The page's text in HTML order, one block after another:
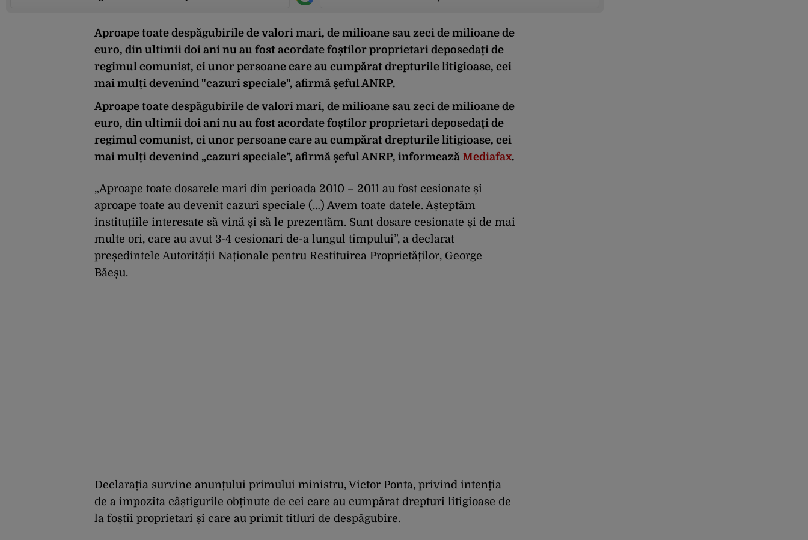
Aproape toate despăgubirile de valori mari, de milioane sau zeci de milioane de
euro, din ultimii doi ani nu au fost acordate foștilor proprietari deposedați de
regimul comunist, ci unor persoane care au cumpărat drepturile litigioase, cei
mai mulți devenind "cazuri speciale", afirmă șeful ANRP.
Aproape toate despăgubirile de valori mari, de milioane sau zeci de milioane de
euro, din ultimii doi ani nu au fost acordate foștilor proprietari deposedați de
regimul comunist, ci unor persoane care au cumpărat drepturile litigioase, cei
mai mulți devenind „cazuri speciale”, afirmă șeful ANRP, informează Mediafax.
„Aproape toate dosarele mari din perioada 2010 – 2011 au fost cesionate și
aproape toate au devenit cazuri speciale (…) Avem toate datele. Așteptăm
instituțiile interesate să vină și să le prezentăm. Sunt dosare cesionate și de mai
multe ori, care au avut 3-4 cesionari de-a lungul timpului”, a declarat
președintele Autorității Naționale pentru Restituirea Proprietăților, George
Băeșu.
Declarația survine anunțului primului ministru, Victor Ponta, privind intenția
de a impozita câștigurile obținute de cei care au cumpărat drepturi litigioase de
la foștii proprietari și care au primit titluri de despăgubire.